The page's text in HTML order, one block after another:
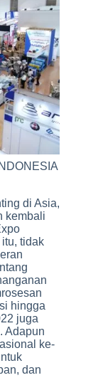
di Asia,
kembali
tidak
hingga
juga
Adapun
ke-
dan